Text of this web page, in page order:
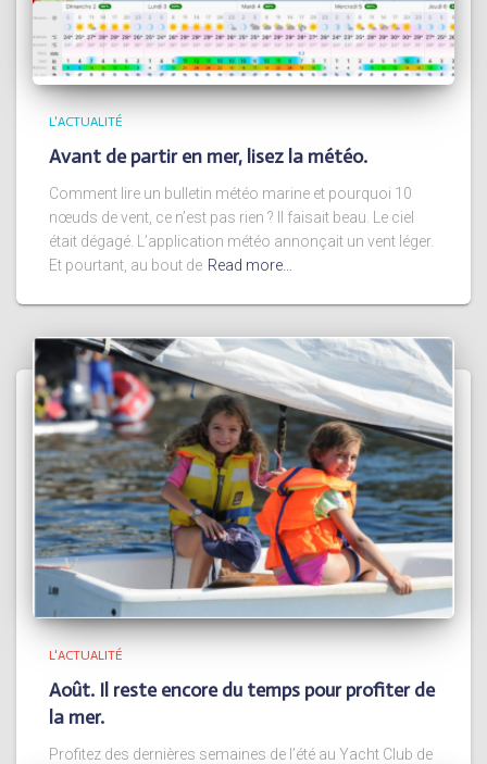
L'ACTUALITÉ
Avant de partir en mer, lisez la météo.
Comment lire un bulletin météo marine et pourquoi 10
nœuds de vent, ce n’est pas rien ? Il faisait beau. Le ciel
était dégagé. L’application météo annonçait un vent léger.
Et pourtant, au bout de Read more…
L'ACTUALITÉ
Août. Il reste encore du temps pour profiter de
la mer.
Profitez des dernières semaines de l’été au Yacht Club de